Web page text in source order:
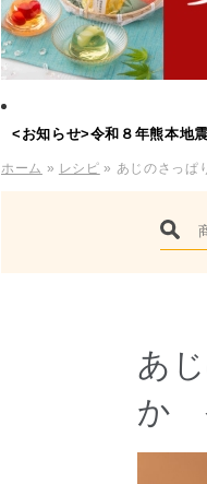
<お知らせ>令和８年熊本地
ホーム » レシピ » あじのさっぱ
あ
か